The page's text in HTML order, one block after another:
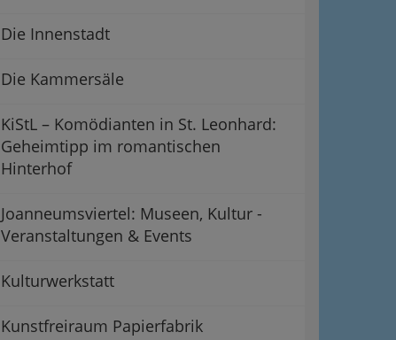
Die Innenstadt
Die Kammersäle
KiStL – Komödianten in St. Leonhard:
Geheimtipp im romantischen
Hinterhof
Joanneumsviertel: Museen, Kultur -
Veranstaltungen & Events
Kulturwerkstatt
Kunstfreiraum Papierfabrik